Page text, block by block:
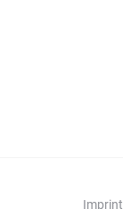
Imprint